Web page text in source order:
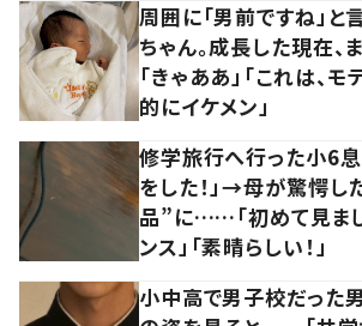
周囲に「男前ですね」と
ちゃん。成長した現在
「きゃああ」「これは、モ
的にイケメン」
修学旅行へ行った小6
をした！」→母が驚愕し
品”に……「初めて見まし
ンス」「素晴らしい！」
小中高で男子校だっ